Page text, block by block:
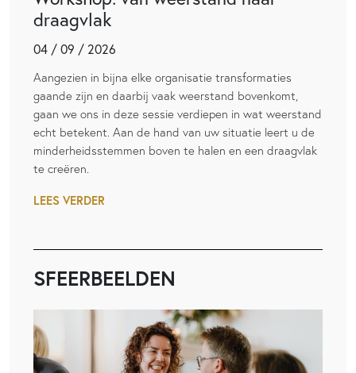
draagvlak
04 / 09 / 2026
Aangezien in bijna elke organisatie transformaties
gaande zijn en daarbij vaak weerstand bovenkomt,
gaan we ons in deze sessie verdiepen in wat weerstand
echt betekent. Aan de hand van uw situatie leert u de
minderheidsstemmen boven te halen en een draagvlak
te creëren.
LEES VERDER
SFEERBEELDEN